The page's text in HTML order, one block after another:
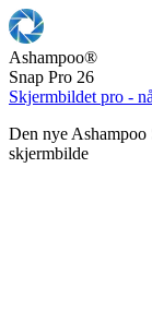
Ashampoo®
Snap Pro 26
Skjermbildet pro -
Den nye
skjermbilde